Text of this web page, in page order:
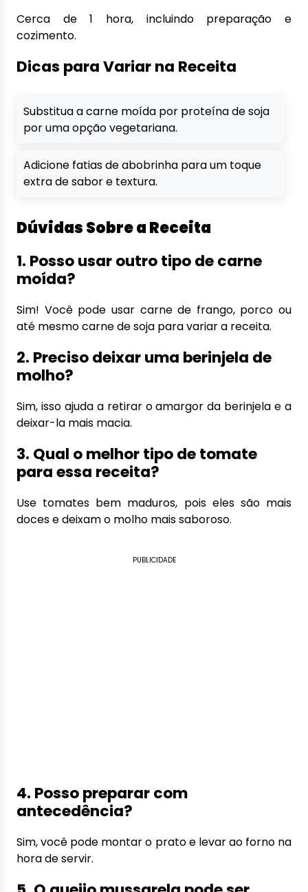
Cerca de 1 hora, incluindo preparação e
cozimento.
Dicas para Variar na Receita
Substitua a carne moída por proteína de soja
por uma opção vegetariana.
Adicione fatias de abobrinha para um toque
extra de sabor e textura.
Dúvidas Sobre a Receita
1. Posso usar outro tipo de carne
moída?
Sim! Você pode usar carne de frango, porco ou
até mesmo carne de soja para variar a receita.
2. Preciso deixar uma berinjela de
molho?
Sim, isso ajuda a retirar o amargor da berinjela e a
deixar-la mais macia.
3. Qual o melhor tipo de tomate
para essa receita?
Use tomates bem maduros, pois eles são mais
doces e deixam o molho mais saboroso.
PUBLICIDADE
4. Posso preparar com
antecedência?
Sim, você pode montar o prato e levar ao forno na
hora de servir.